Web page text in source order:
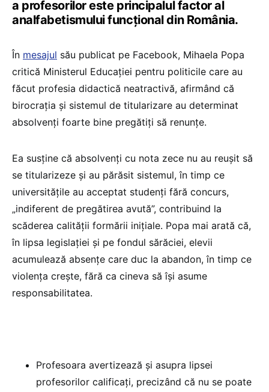
a profesorilor este principalul factor al
analfabetismului funcțional din România.
În mesajul său publicat pe Facebook, Mihaela Popa
critică Ministerul Educației pentru politicile care au
făcut profesia didactică neatractivă, afirmând că
birocrația și sistemul de titularizare au determinat
absolvenți foarte bine pregătiți să renunțe.
Ea susține că absolvenți cu nota zece nu au reușit să
se titularizeze și au părăsit sistemul, în timp ce
universitățile au acceptat studenți fără concurs,
„indiferent de pregătirea avută”, contribuind la
scăderea calității formării inițiale. Popa mai arată că,
în lipsa legislației și pe fondul sărăciei, elevii
acumulează absențe care duc la abandon, în timp ce
violența crește, fără ca cineva să își asume
responsabilitatea.
Profesoara avertizează și asupra lipsei
profesorilor calificați, precizând că nu se poate